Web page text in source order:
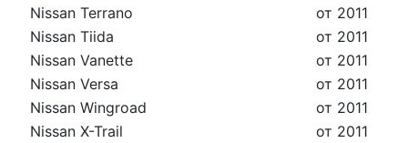
Nissan Terrano
от 2011
Nissan Tiida
от 2011
Nissan Vanette
от 2011
Nissan Versa
от 2011
Nissan Wingroad
от 2011
Nissan X-Trail
от 2011